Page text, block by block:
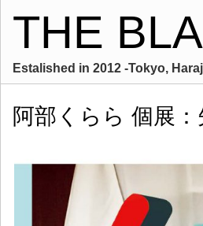
THE
Estalished in 2012 -Tokyo,
阿部くらら 個展